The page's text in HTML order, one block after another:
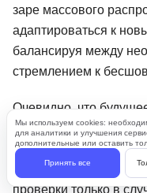
заре массового
адаптироваться к
балансируя между
стремлением к
Очевидно, что
направлении
способных
времени и
проверки только в
Мы используем cookies:
для аналитики и улучшения
дополнительные или оставить
Принять все